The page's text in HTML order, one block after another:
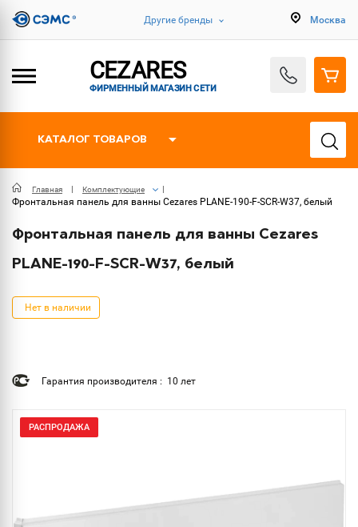
Другие бренды Москва
CEZARES
ФИРМЕННЫЙ МАГАЗИН СЕТИ
КАТАЛОГ ТОВАРОВ
Главная Комплектующие
Фронтальная панель для ванны Cezares PLANE-190-F-SCR-W37, белый
Фронтальная панель для ванны Cezares
PLANE-190-F-SCR-W37, белый
Нет в наличии
Гарантия производителя : 10 лет
РАСПРОДАЖА